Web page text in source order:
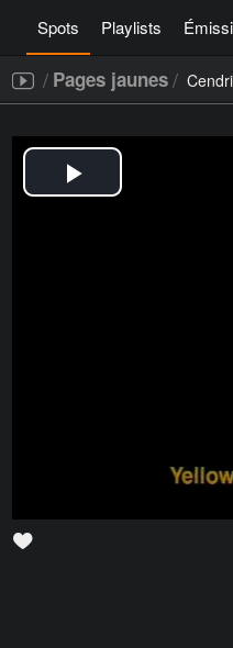
Spots Playlists
/ Pages jaunes/